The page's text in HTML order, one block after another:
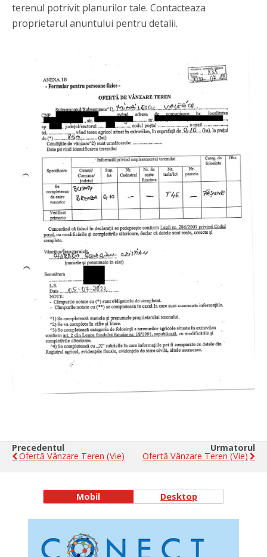
terenul potrivit planurilor tale. Contacteaza
proprietarul anuntului pentru detalii.
Precedentul
Ofertă Vânzare Teren (vie)
Urmatorul
Ofertă Vânzare Teren (vie)
Mobil Desktop